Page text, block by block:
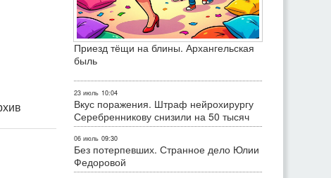
Приезд тёщи на блины. Архангельская
быль
23 июль 10:04
Вкус поражения. Штраф нейрохирургу
Серебренникову снизили на 50 тысяч
06 июль 09:30
Без потерпевших. Странное дело Юлии
Федоровой